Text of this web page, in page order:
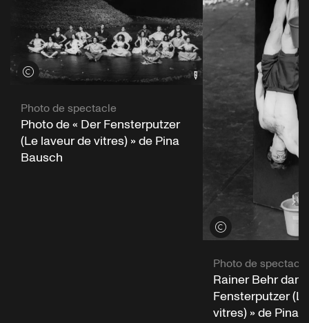
Voir les crédits
Photo de spectacle
Photo de « Der Fensterputzer
(Le laveur de vitres) » de Pina
Bausch
Voir les crédits
Photo de spectacle
Rainer Behr
Fensterputzer
vitres) » de Pina